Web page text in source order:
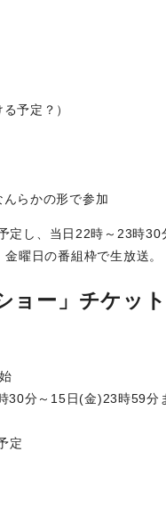
予定？）
らかの形で参加
定し、当日22時～23時30
曜日の番組枠で生放送。
ョー」チケット
分～15日(金)23時59分
定